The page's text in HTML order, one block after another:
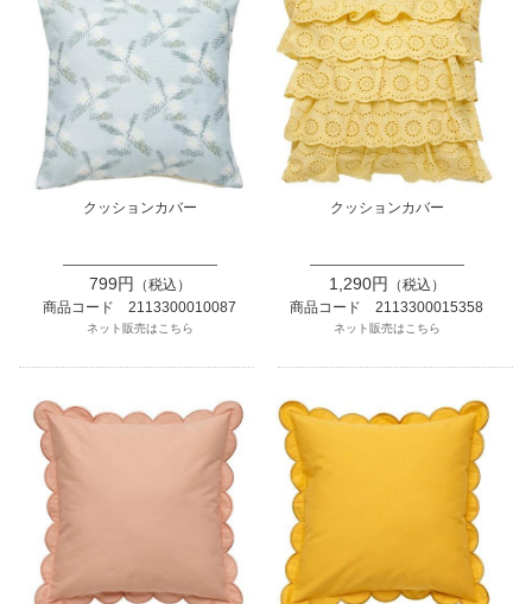
クッションカバー
799円
（税込）
商品コード 2113300010087
ネット販売はこちら
クッションカバー
1,290円
（税込）
商品コード 2113300015358
ネット販売はこちら